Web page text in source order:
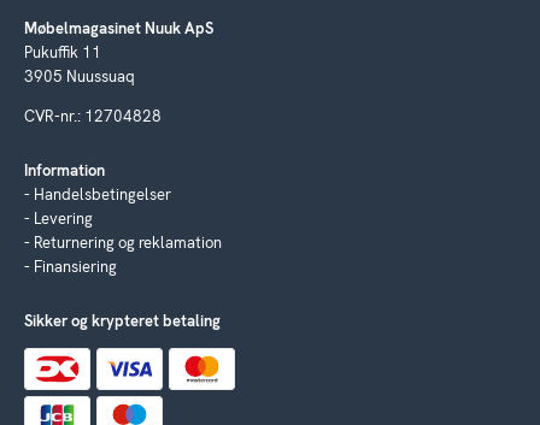
Møbelmagasinet Nuuk ApS
Pukuffik 11
3905 Nuussuaq
CVR-nr.: 12704828
Information
Handelsbetingelser
Levering
Returnering og reklamation
Finansiering
Sikker og krypteret betaling